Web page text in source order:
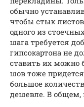
обычно
чтобы стык
одного из
шага требуется
гипсокартона не
ставить их можно
шов тоже
большое
дешевле. В общем,